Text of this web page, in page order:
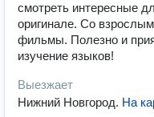
смотреть интересные
оригинале. Со
фильмы. Полезно и
изучение языков!
Выезжает
Нижний Новгород. На